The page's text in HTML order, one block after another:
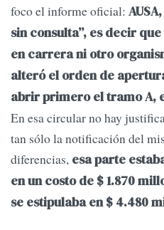
foco el informe oficial:
sin consulta”, es decir
en carrera ni otro
alteró el orden de
abrir primero el tramo A,
En esa circular no hay
tan sólo la notificación del
diferencias, esa parte
en un costo de $ 1.870
se estipulaba en $ 4.480